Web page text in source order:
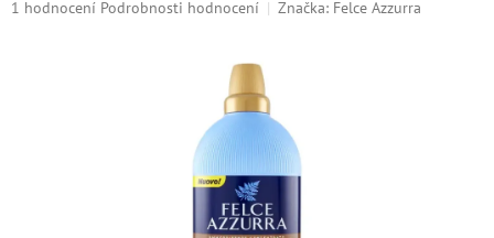
Průměrné
1 hodnocení Podrobnosti hodnocení Značka: Felce Azzurra